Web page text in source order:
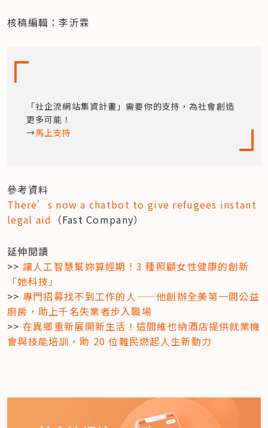
核稿編輯：李沂霖
「社企流網站集資計畫」需要你的支持，為社會創造
更多可能！
→馬上支持
There’s now a chatbot to give refugees instant
legal aid （Fast Company）
延伸閱讀
>> 讓人工智慧幫妳算經期！3 種照顧女性健康的創新
「她科技」
>> 專門招募找不到工作的人——他創辦全美第一間公益
廚房，助上千名失業者步入職場
>> 在異鄉重新展開新生活！這間維也納酒店提供就業機
會與技能培訓，助 20 位難民燃起人生新動力